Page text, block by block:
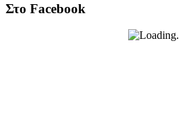
Στο Facebook